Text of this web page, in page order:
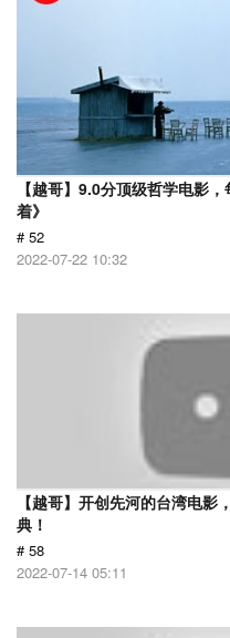
【越哥】9.0分顶级哲学电影
着》
# 52
2022-07-22 10:32
【越哥】开创先河的台湾电
典！
# 58
2022-07-14 05:11